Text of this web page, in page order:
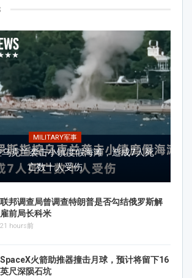
MILITARY军事
克兰袭击小镇度假海滩，造成7人死
亡数十人受伤
联邦调查局曾调查特朗普是否勾结俄罗斯解
雇前局长科米
21 hours前
SpaceX火箭助推器撞击月球，预计将留下16
英尺深陨石坑